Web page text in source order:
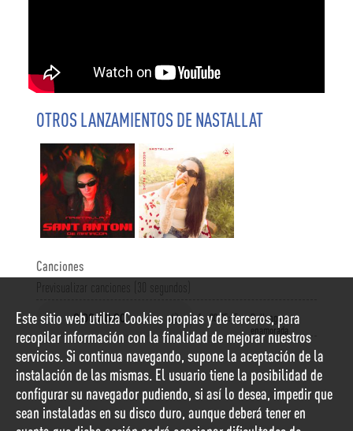
OTROS LANZAMIENTOS DE NASTALLAT
Canciones
Previsualizar canciones (30 segundos)
1 00:05:15
Bullanguera
enamorada
Este sitio web utiliza Cookies propias y de terceros, para
recopilar información con la finalidad de mejorar nuestros
servicios. Si continua navegando, supone la aceptación de la
instalación de las mismas. El usuario tiene la posibilidad de
configurar su navegador pudiendo, si así lo desea, impedir que
sean instaladas en su disco duro, aunque deberá tener en